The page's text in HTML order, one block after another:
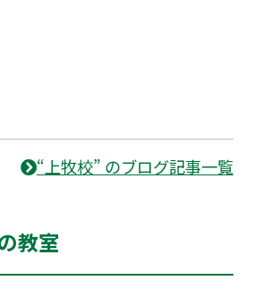
“上牧校” のブログ記事一覧
教室